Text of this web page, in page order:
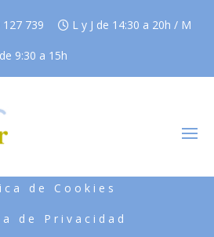
127 739 L y J de 14:30 a 20h / M
9:30 a 15h
de Cookies
de Privacidad